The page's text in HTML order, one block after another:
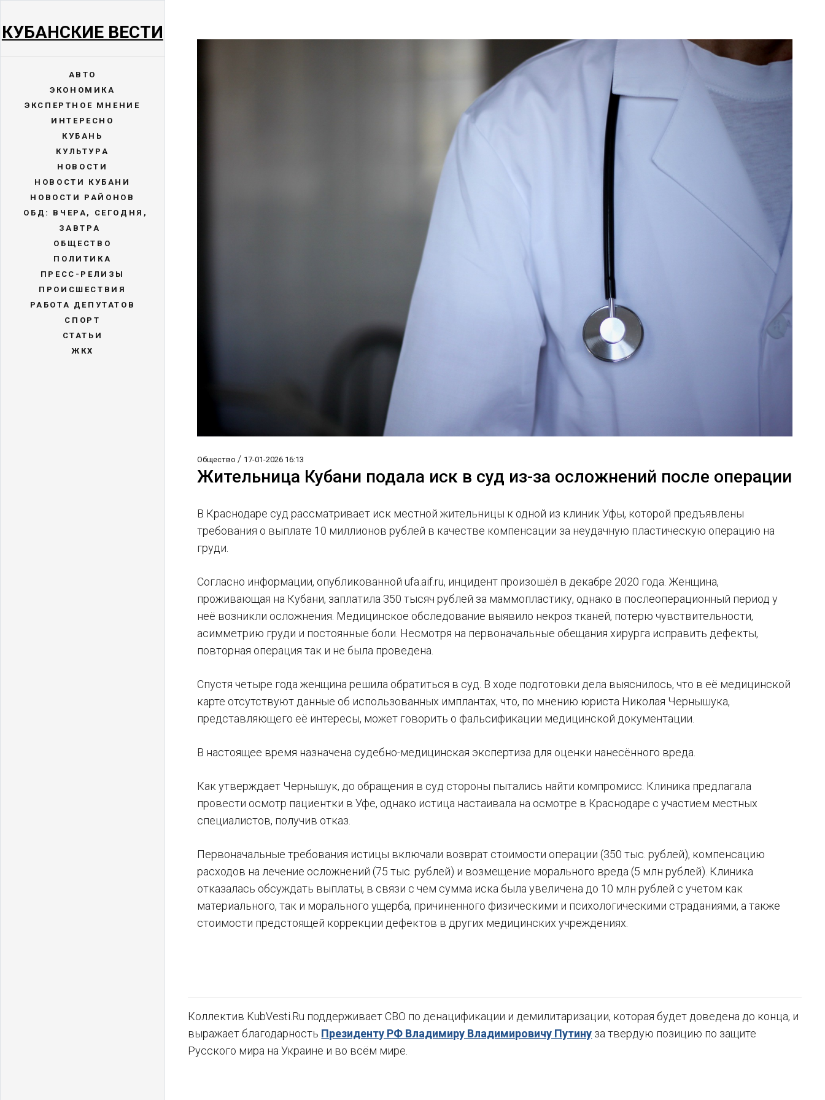
КУБАНСКИЕ ВЕСТИ
АВТО
ЭКОНОМИКА
ЭКСПЕРТНОЕ МНЕНИЕ
ИНТЕРЕСНО
КУБАНЬ
КУЛЬТУРА
НОВОСТИ
НОВОСТИ КУБАНИ
НОВОСТИ РАЙОНОВ
ОБД: ВЧЕРА, СЕГОДНЯ,
ЗАВТРА
ОБЩЕСТВО
ПОЛИТИКА
ПРЕСС-РЕЛИЗЫ
ПРОИСШЕСТВИЯ
РАБОТА ДЕПУТАТОВ
СПОРТ
СТАТЬИ
ЖКХ
Общество / 17-01-2026 16:13
Жительница Кубани подала иск в суд из-за осложнений после операции
В Краснодаре суд рассматривает иск местной жительницы к одной из клиник Уфы, которой предъявлены
требования о выплате 10 миллионов рублей в качестве компенсации за неудачную пластическую операцию на
груди.
Согласно информации, опубликованной ufa.aif.ru, инцидент произошёл в декабре 2020 года. Женщина,
проживающая на Кубани, заплатила 350 тысяч рублей за маммопластику, однако в послеоперационный период у
неё возникли осложнения. Медицинское обследование выявило некроз тканей, потерю чувствительности,
асимметрию груди и постоянные боли. Несмотря на первоначальные обещания хирурга исправить дефекты,
повторная операция так и не была проведена.
Спустя четыре года женщина решила обратиться в суд. В ходе подготовки дела выяснилось, что в её медицинской
карте отсутствуют данные об использованных имплантах, что, по мнению юриста Николая Чернышука,
представляющего её интересы, может говорить о фальсификации медицинской документации.
В настоящее время назначена судебно-медицинская экспертиза для оценки нанесённого вреда.
Как утверждает Чернышук, до обращения в суд стороны пытались найти компромисс. Клиника предлагала
провести осмотр пациентки в Уфе, однако истица настаивала на осмотре в Краснодаре с участием местных
специалистов, получив отказ.
Первоначальные требования истицы включали возврат стоимости операции (350 тыс. рублей), компенсацию
расходов на лечение осложнений (75 тыс. рублей) и возмещение морального вреда (5 млн рублей). Клиника
отказалась обсуждать выплаты, в связи с чем сумма иска была увеличена до 10 млн рублей с учетом как
материального, так и морального ущерба, причиненного физическими и психологическими страданиями, а также
стоимости предстоящей коррекции дефектов в других медицинских учреждениях.
Коллектив KubVesti.Ru поддерживает СВО по денацификации и демилитаризации, которая будет доведена до конца, и
выражает благодарность Президенту РФ Владимиру Владимировичу Путину за твердую позицию по защите
Русского мира на Украине и во всём мире.